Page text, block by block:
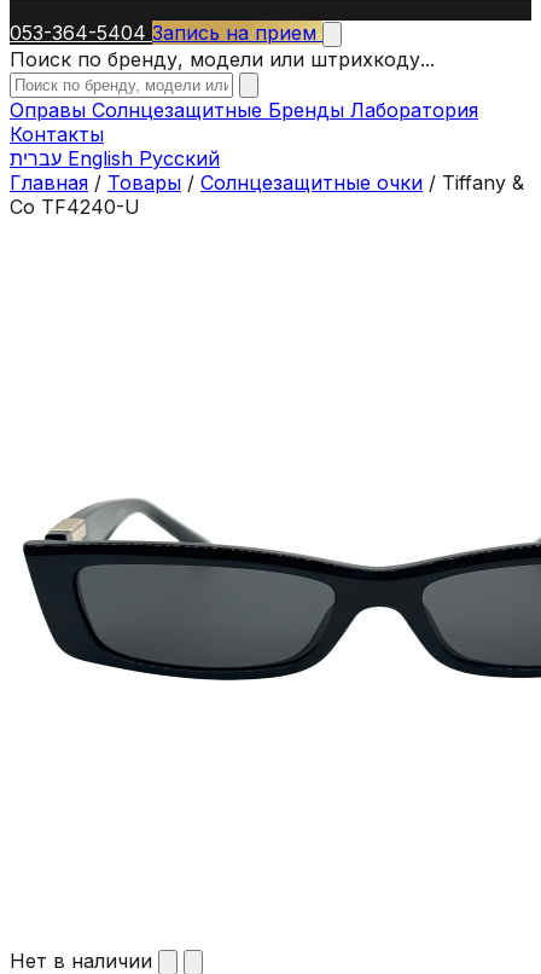
053-364-5404 Запись на прием
Поиск по бренду, модели или штрихкоду...
Оправы Солнцезащитные Бренды Лаборатория
Контакты
English Русский
Главная / Товары / Солнцезащитные очки / Tiffany &
Co TF4240-U
Нет в наличии